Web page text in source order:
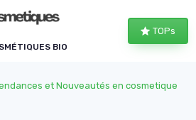
BIO
TOPs
et Nouveautés en cosmetique
cookies